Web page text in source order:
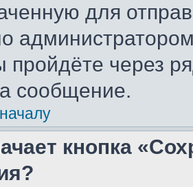
для
пройдёте через
сообщение.
кнопка